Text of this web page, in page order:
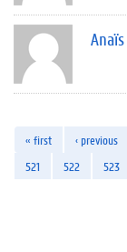
« first ‹ previous
521
522 523